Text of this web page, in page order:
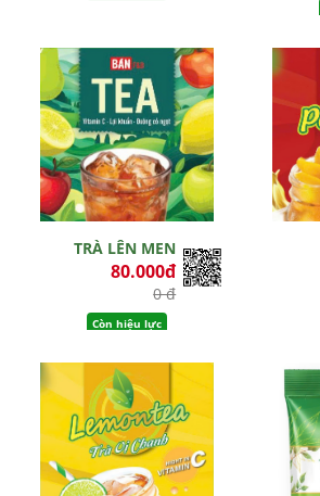
TRÀ LÊN MEN
80.000đ
0 đ
Còn hiệu lực